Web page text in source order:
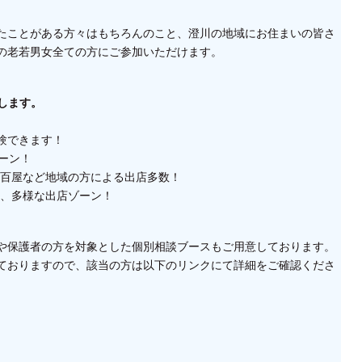
とがある方々はもちろんのこと、澄川の地域にお住まいの皆さ
若男女全ての方にご参加いただけます。
す。
きます！
ン！
屋など地域の方による出店多数！
多様な出店ゾーン！
護者の方を対象とした個別相談ブースもご用意しております。
りますので、該当の方は以下のリンクにて詳細をご確認くださ